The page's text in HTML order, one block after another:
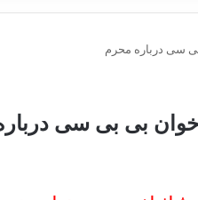
بی سی درباره محرم
بی بی سی